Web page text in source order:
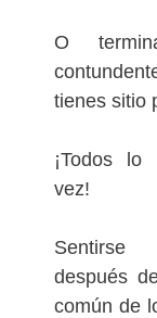
O
tienes sitio
¡Todos lo
vez!
Sentirse
después
común de